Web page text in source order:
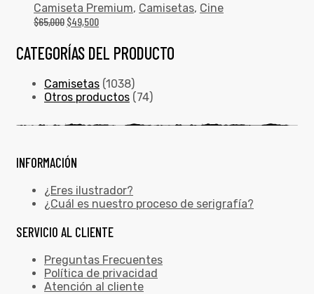
Camiseta Premium, Camisetas, Cine
$65,000 $49,500
CATEGORÍAS DEL PRODUCTO
Camisetas (1038)
Otros productos (74)
INFORMACIÓN
¿Eres ilustrador?
¿Cuál es nuestro proceso de serigrafía?
SERVICIO AL CLIENTE
Preguntas Frecuentes
Política de privacidad
Atención al cliente